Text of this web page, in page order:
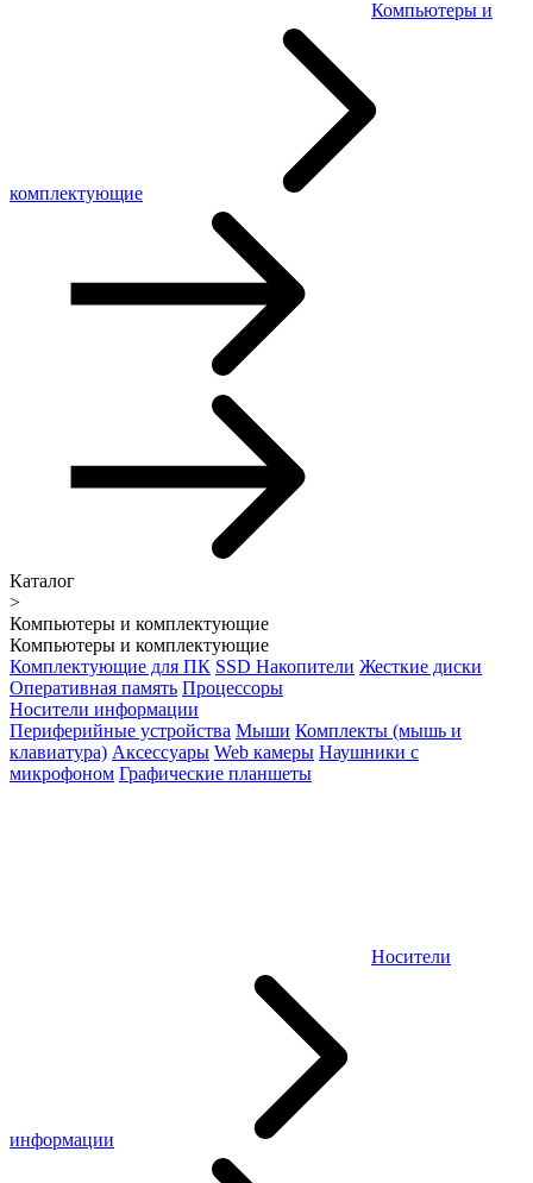
Компьютеры и
комплектующие
Каталог
>
Компьютеры и комплектующие
Компьютеры и комплектующие
Комплектующие для ПК SSD Накопители Жесткие диски
Оперативная память Процессоры
Носители информации
Периферийные устройства Мыши Комплекты (мышь и
клавиатура) Аксессуары Web камеры Наушники с
микрофоном Графические планшеты
Носители
информации